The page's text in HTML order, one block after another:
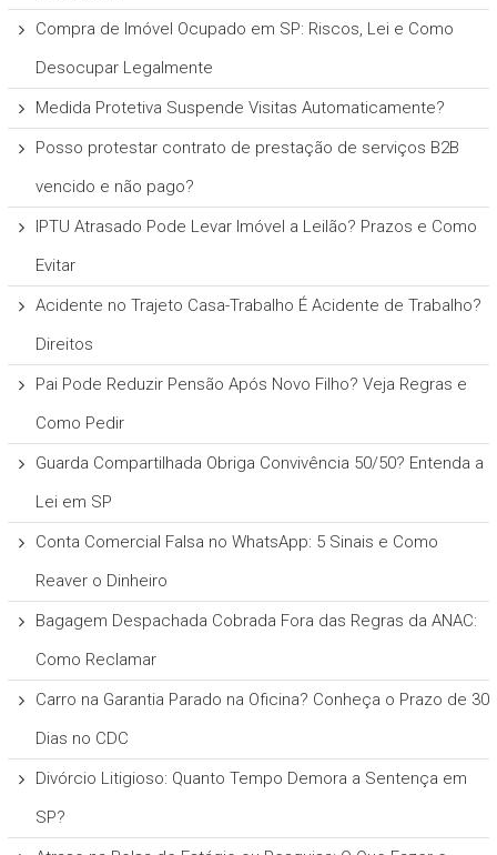
Compra de Imóvel Ocupado em SP: Riscos, Lei e Como
Desocupar Legalmente
Medida Protetiva Suspende Visitas Automaticamente?
Posso protestar contrato de prestação de serviços B2B
vencido e não pago?
IPTU Atrasado Pode Levar Imóvel a Leilão? Prazos e Como
Evitar
Acidente no Trajeto Casa-Trabalho É Acidente de Trabalho?
Direitos
Pai Pode Reduzir Pensão Após Novo Filho? Veja Regras e
Como Pedir
Guarda Compartilhada Obriga Convivência 50/50? Entenda a
Lei em SP
Conta Comercial Falsa no WhatsApp: 5 Sinais e Como
Reaver o Dinheiro
Bagagem Despachada Cobrada Fora das Regras da ANAC:
Como Reclamar
Carro na Garantia Parado na Oficina? Conheça o Prazo de 30
Dias no CDC
Divórcio Litigioso: Quanto Tempo Demora a Sentença em
SP?